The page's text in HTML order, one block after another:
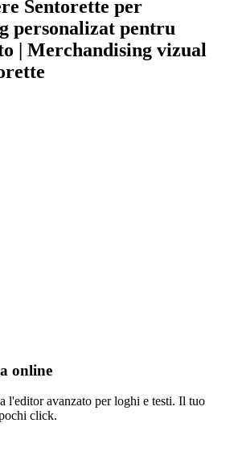
Sentorette per
personalizat pentru
| Merchandising vizual
online
l'editor avanzato per loghi e testi. Il tuo
click.